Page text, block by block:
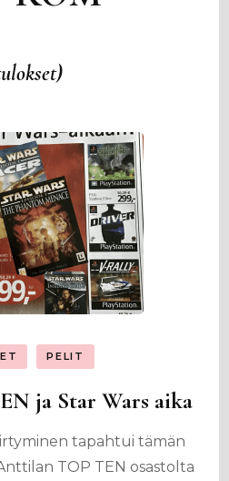
PELIT
ja Star Wars aika
tapahtui tämän
TOP TEN osastolta